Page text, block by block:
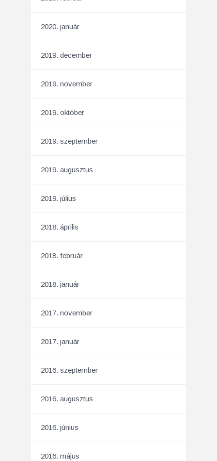
2020. január
2019. december
2019. november
2019. október
2019. szeptember
2019. augusztus
2019. július
2018. április
2018. február
2018. január
2017. november
2017. január
2016. szeptember
2016. augusztus
2016. június
2016. május